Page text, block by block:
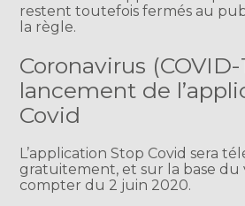
restent toutefois fermés au
la règle.
Coronavirus (COVID-
lancement de
Covid
L’application Stop Covid sera
gratuitement, et sur la base du
compter du 2 juin 2020.